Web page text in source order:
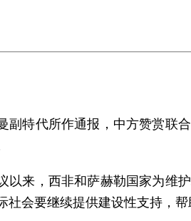
副特代所作通报，中方赞赏联
以来，西非和萨赫勒国家为维
社会要继续提供建设性支持，